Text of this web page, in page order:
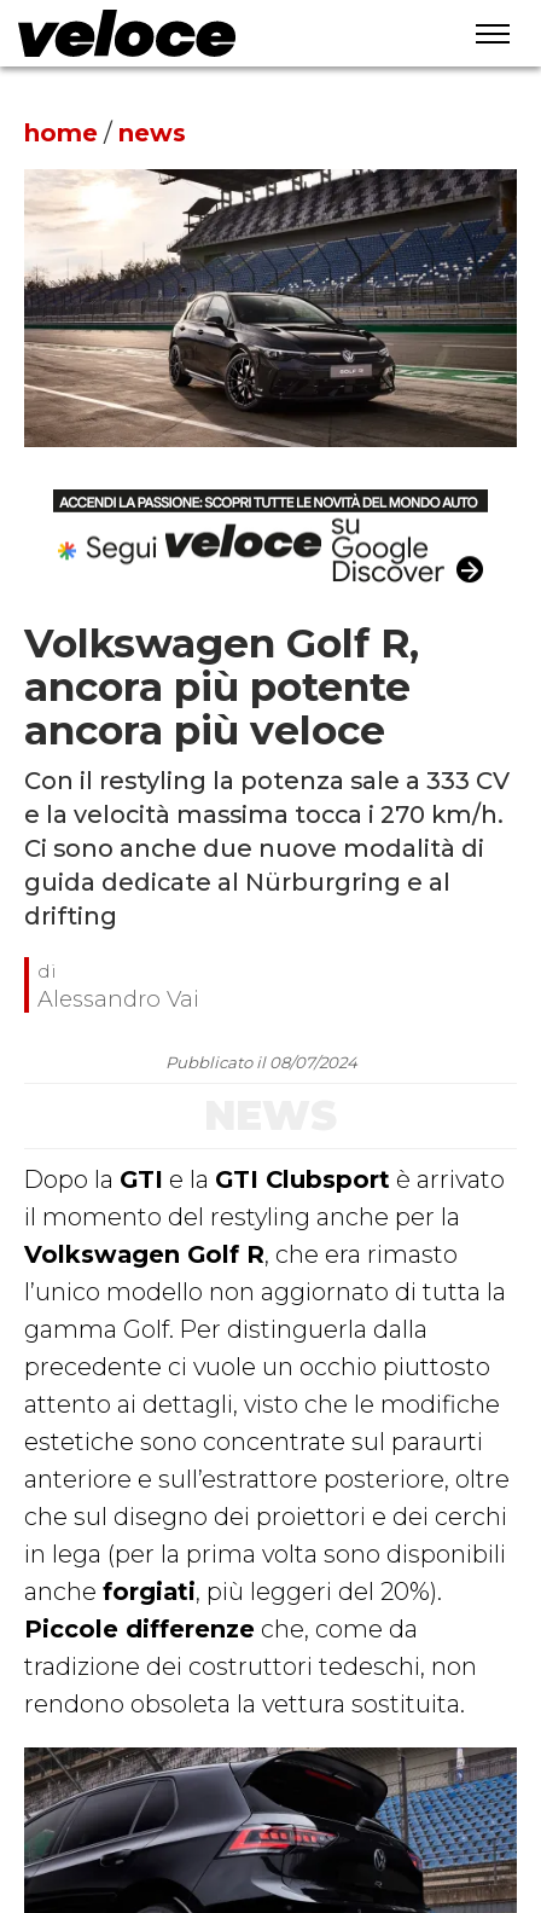
home / news
Volkswagen Golf R,
ancora più potente
ancora più veloce
Con il restyling la potenza sale a 333 CV
e la velocità massima tocca i 270 km/h.
Ci sono anche due nuove modalità di
guida dedicate al Nürburgring e al
drifting
Alessandro Vai
Pubblicato il 08/07/2024
Dopo la GTI e la GTI Clubsport è arrivato
il momento del restyling anche per la
Volkswagen Golf R, che era rimasto
l’unico modello non aggiornato di tutta la
gamma Golf. Per distinguerla dalla
precedente ci vuole un occhio piuttosto
attento ai dettagli, visto che le modifiche
estetiche sono concentrate sul paraurti
anteriore e sull’estrattore posteriore, oltre
che sul disegno dei proiettori e dei cerchi
in lega (per la prima volta sono disponibili
anche forgiati, più leggeri del 20%).
Piccole differenze che, come da
tradizione dei costruttori tedeschi, non
rendono obsoleta la vettura sostituita.